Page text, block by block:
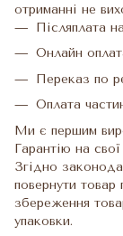
отриманні не
Післяплата
Онлайн
Переказ по
Оплата
Ми є першим
Гарантію на
Згідно
повернути
збереження
упаковки.